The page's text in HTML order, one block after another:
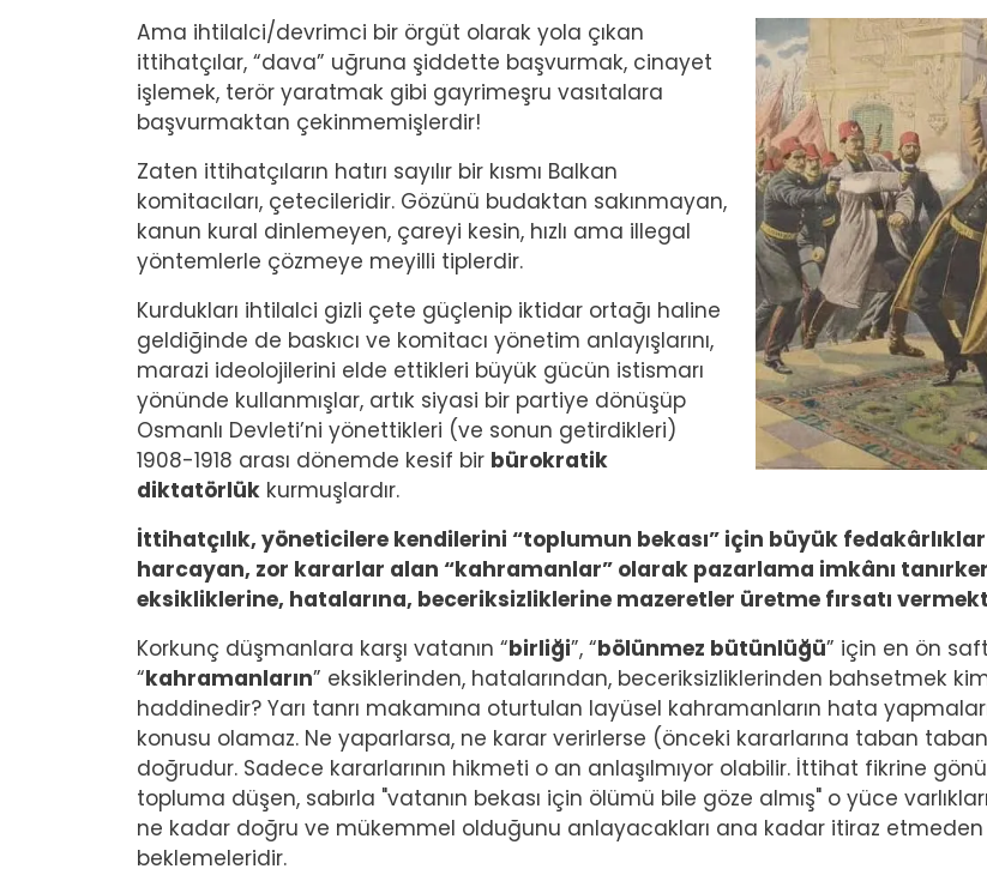
Image
Ama ihtilalci/devrimci bir örgüt olarak yola çıkan
ittihatçılar, “dava” uğruna şiddette başvurmak, cinayet
işlemek, terör yaratmak gibi gayrimeşru vasıtalara
başvurmaktan çekinmemişlerdir!
Zaten ittihatçıların hatırı sayılır bir kısmı Balkan
komitacıları, çetecileridir. Gözünü budaktan sakınmayan,
kanun kural dinlemeyen, çareyi kesin, hızlı ama illegal
yöntemlerle çözmeye meyilli tiplerdir.
Kurdukları ihtilalci gizli çete güçlenip iktidar ortağı haline
geldiğinde de baskıcı ve komitacı yönetim anlayışlarını,
marazi ideolojilerini elde ettikleri büyük gücün istismarı
yönünde kullanmışlar, artık siyasi bir partiye dönüşüp
Osmanlı Devleti’ni yönettikleri (ve sonun getirdikleri)
1908-1918 arası dönemde kesif bir bürokratik
diktatörlük kurmuşlardır.
İttihatçılık, yöneticilere kendilerini “toplumun bekası” için büyük
harcayan, zor kararlar alan “kahramanlar” olarak pazarlama imkânı
eksikliklerine, hatalarına, beceriksizliklerine mazeretler üretme fırsatı
Korkunç düşmanlara karşı vatanın “birliği”, “bölünmez bütünlüğü” için en ön
“kahramanların” eksiklerinden, hatalarından, beceriksizliklerinden bahsetmek
haddinedir? Yarı tanrı makamına oturtulan layüsel kahramanların hata
konusu olamaz. Ne yaparlarsa, ne karar verirlerse (önceki kararlarına taban
doğrudur. Sadece kararlarının hikmeti o an anlaşılmıyor olabilir. İttihat fikrine
topluma düşen, sabırla "vatanın bekası için ölümü bile göze almış" o yüce
ne kadar doğru ve mükemmel olduğunu anlayacakları ana kadar itiraz etmeden
beklemeleridir.